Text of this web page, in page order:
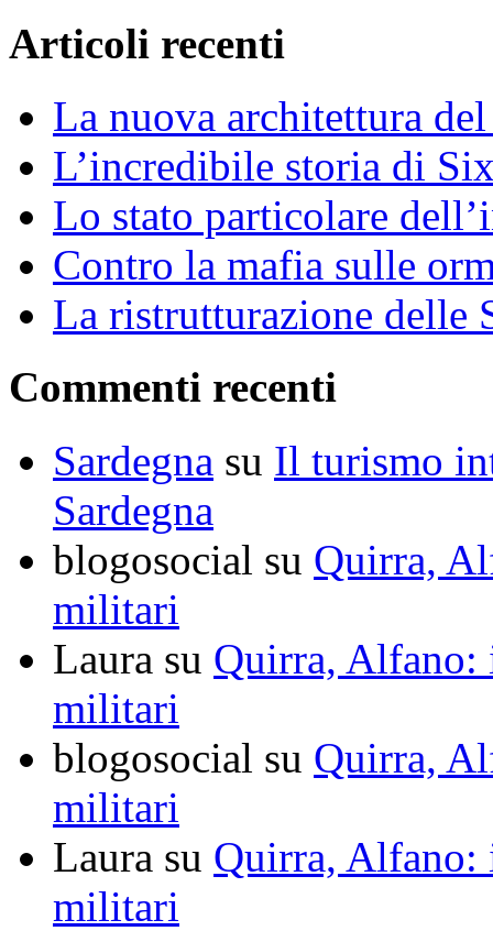
Articoli recenti
La nuova architettura
L’incredibile storia di
Lo stato particolare
Contro la mafia sulle
La ristrutturazione delle
Commenti recenti
Sardegna su Il turismo
Sardegna
blogosocial su Quirra,
militari
Laura su Quirra, Alfano:
militari
blogosocial su Quirra,
militari
Laura su Quirra, Alfano:
militari